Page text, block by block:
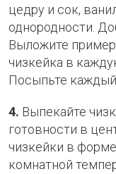
цедру и сок,
однородности.
Выложите
чизкейка в
Посыпьте
4. Выпекайте
готовности в
чизкейки в
комнатной